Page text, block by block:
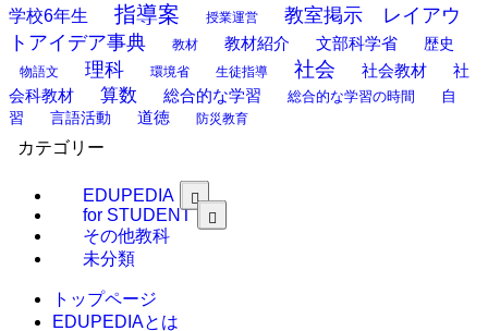
学校6年生
指導案 授業運営
教室掲示 レイアウ
トアイデア事典
教材 教材紹介 文部科学省 歴史
物語文 理科 環境省 生徒指導 社会 社会教材
社
会科教材
算数 総合的な学習 総合的な学習の時間
自
習
言語活動 道徳 防災教育
カテゴリー
EDUPEDIA
for STUDENT
その他教科
未分類
トップページ
EDUPEDIAとは